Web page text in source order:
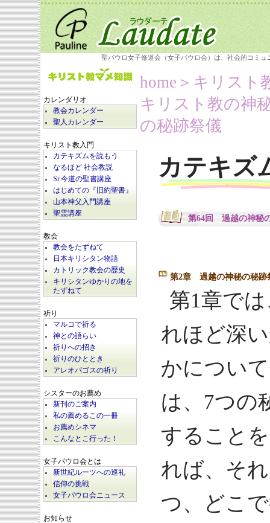
聖パウロ女子修道会（女子パウロ会）は、社会的コミ
カレンダリオ
教会カレンダー
聖人カレンダー
キリスト教入門
カテキズムを読もう
なるほど 社会教説
Sr.今道の聖書講座
はじめての『旧約聖書』
山本神父入門講座
聖霊講座
教会
教会をたずねて
日本キリシタン物語
カトリック教会の歴史
キリシタンゆかりの地を
たずねて
祈り
マルコで祈る
神との語らい
祈りへの招き
祈りのひととき
アレオパゴスの祈り
シスターのお薦め
新刊のご案内
私の薦めるこの一冊
お薦めシネマ
こんなとこ行った！
女子パウロ会とは
新世紀ルーツへの巡礼
信仰の挑戦
女子パウロ会ニュース
お知らせ
home ＞キリスト
キリスト教の神
の秘跡祭儀
カテキズ
第64回 過越の神秘
第2章 過越の神秘の秘跡
第1章で
れほど深
かについ
は、7つの
すること
れば、そ
つ、どこ